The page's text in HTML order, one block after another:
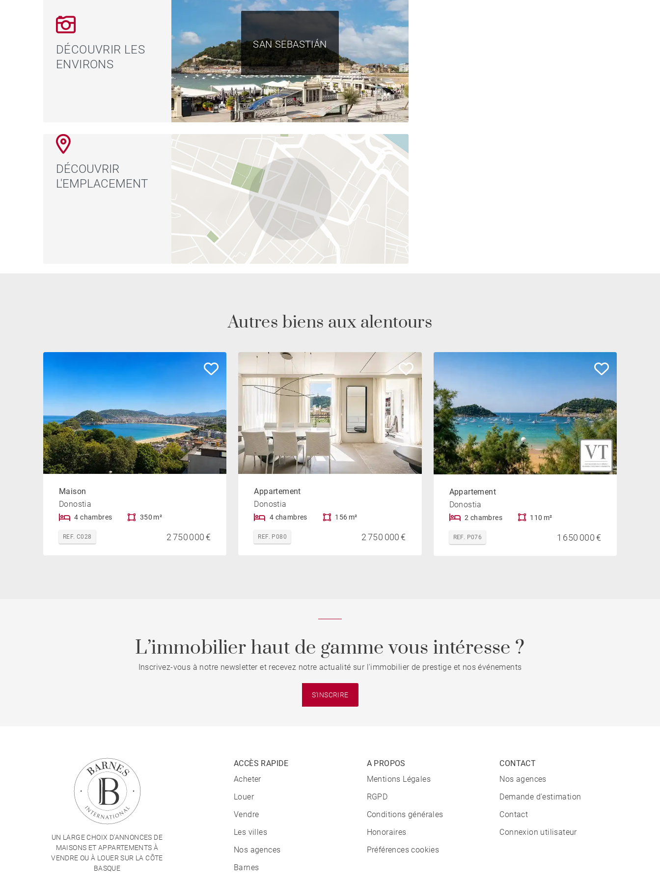
DÉCOUVRIR LES
ENVIRONS
SAN SEBASTIÁN
DÉCOUVRIR
L'EMPLACEMENT
Autres biens aux alentours
Maison
Donostia
4 chambres 350 m²
REF. C028 2 750 000 €
Appartement
Donostia
4 chambres 156 m²
REF. P080 2 750 000 €
Appartement
Donostia
2 chambres 110 m²
REF. P076 1 650 000 €
L’immobilier haut de gamme vous intéresse ?
Inscrivez-vous à notre newsletter et recevez notre actualité sur l'immobilier de prestige et nos événements
S'INSCRIRE
UN LARGE CHOIX D'ANNONCES DE
MAISONS ET APPARTEMENTS À
VENDRE OU À LOUER SUR LA CÔTE
BASQUE
ACCÈS RAPIDE
Acheter
Louer
Vendre
Les villes
Nos agences
Barnes
A PROPOS
Mentions Légales
RGPD
Conditions générales
Honoraires
Préférences cookies
CONTACT
Nos agences
Demande d'estimation
Contact
Connexion utilisateur